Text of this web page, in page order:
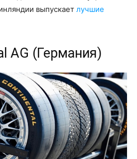
выпускает лучшие
AG (Германия)